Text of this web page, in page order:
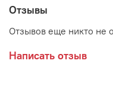
Отзывы
Отзывов еще никто не
Написать отзыв